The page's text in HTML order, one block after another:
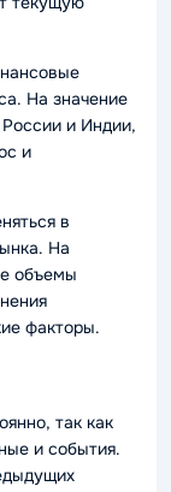
На значение
и Индии,
и
в
На
объемы
факторы.
так как
и события.